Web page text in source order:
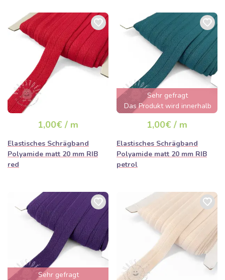
1,00€ / m
Elastisches Schrägband
Polyamide matt 20 mm RIB
red
Sehr gefragt
Das Produkt wird innerhalb
von wenigen Stunden
ausverkauft sein
1,00€ / m
Elastisches Schrägband
Polyamide matt 20 mm RIB
petrol
Sehr gefragt